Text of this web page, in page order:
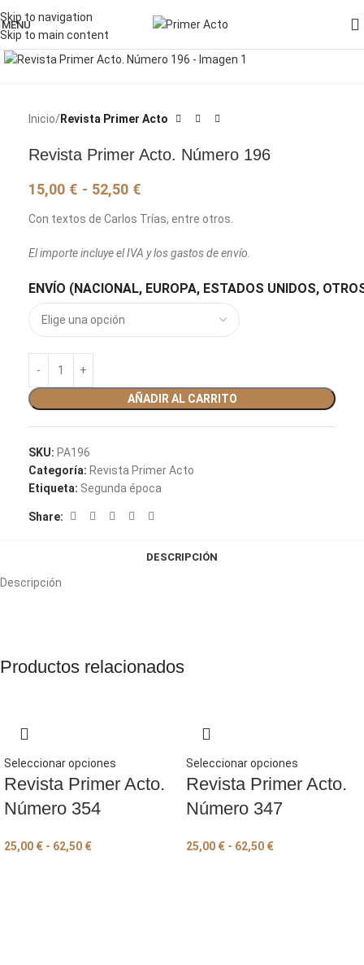
Skip to navigation
Skip to main content
MENU
Pincha para agrandar la imagen
Inicio Revista Primer Acto
Revista Primer Acto. Número 196
15,00 € - 52,50 €
Con textos de Carlos Trías, entre otros.
El importe incluye el IVA y los gastos de envío.
ENVÍO (NACIONAL, EUROPA, ESTADOS UNIDOS,
AÑADIR AL CARRITO
SKU: PA196
Categoría: Revista Primer Acto
Etiqueta: Segunda época
Share:
DESCRIPCIÓN
Descripción
Productos relacionados
Seleccionar opciones
Revista Primer Acto.
Número 354
25,00 € - 62,50 €
Seleccionar opciones
Revista Primer Acto.
Número 347
25,00 € - 62,50 €